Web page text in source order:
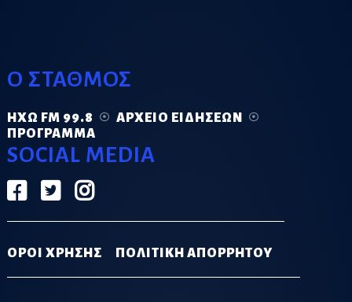
Ο ΣΤΑΘΜΟΣ
ΗΧΏ FM 99.8
ΑΡΧΕΊΟ ΕΙΔΉΣΕΩΝ
ΠΡΌΓΡΑΜΜΑ
SOCIAL MEDIA
ΟΡΟΙ ΧΡΗΣΗΣ ΠΟΛΙΤΙΚΗ ΑΠΟΡΡΗΤΟΥ